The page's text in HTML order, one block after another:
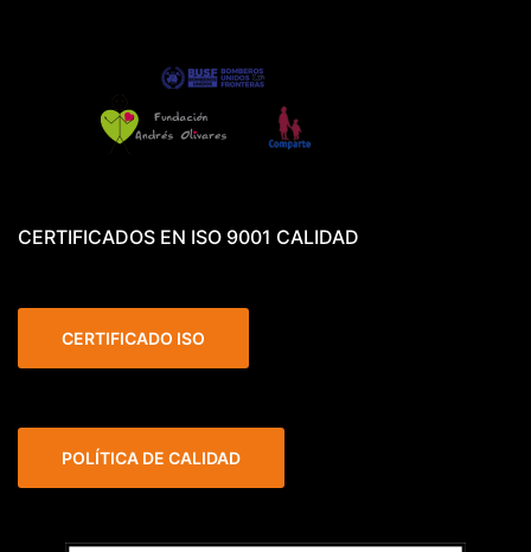
CERTIFICADOS EN ISO 9001 CALIDAD
CERTIFICADO ISO
POLÍTICA DE CALIDAD